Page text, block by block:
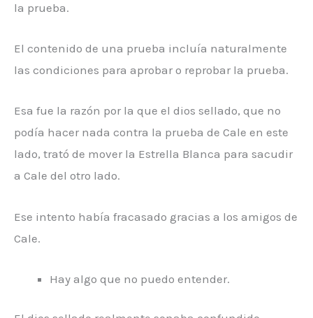
la prueba.
El contenido de una prueba incluía naturalmente
las condiciones para aprobar o reprobar la prueba.
Esa fue la razón por la que el dios sellado, que no
podía hacer nada contra la prueba de Cale en este
lado, trató de mover la Estrella Blanca para sacudir
a Cale del otro lado.
Ese intento había fracasado gracias a los amigos de
Cale.
Hay algo que no puedo entender.